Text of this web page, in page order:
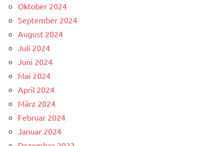
Oktober 2024
September 2024
August 2024
Juli 2024
Juni 2024
Mai 2024
April 2024
März 2024
Februar 2024
Januar 2024